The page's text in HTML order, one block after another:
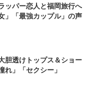
ッパー恋人と福岡旅行へ
」「最強カップル」の声
胆透けトップス＆ショー
れ」「セクシー」